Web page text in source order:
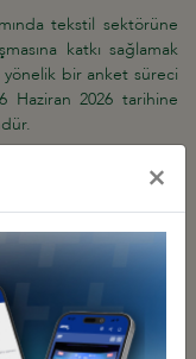
tekstil sektörüne
katkı sağlamak
yönelik bir anket süreci
Haziran 2026 tarihine
under ESPR
×